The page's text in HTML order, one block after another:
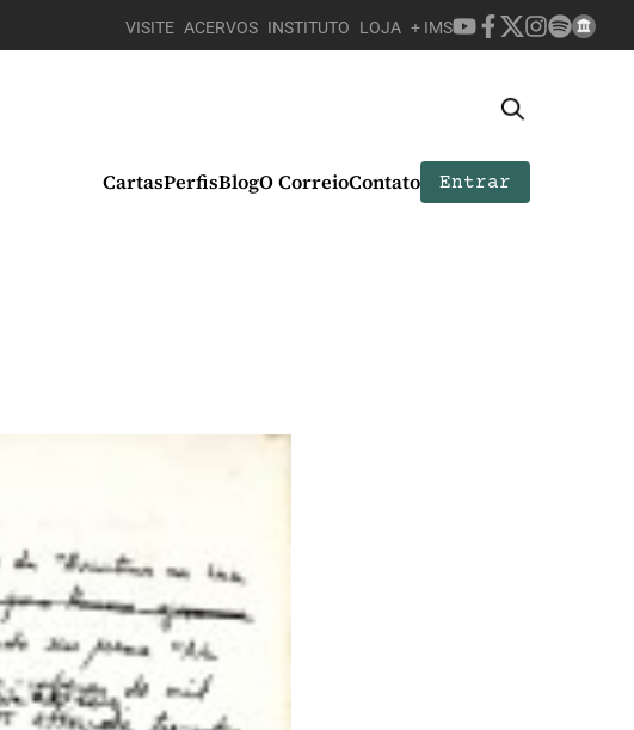
VISITE ACERVOS INSTITUTO LOJA + IMS
CartasPerfisBlogO CorreioContato Entrar